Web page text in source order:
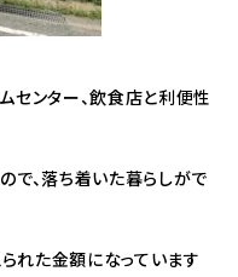
センター、飲食店と利便性
で、落ち着いた暮らしがで
れた金額になっています